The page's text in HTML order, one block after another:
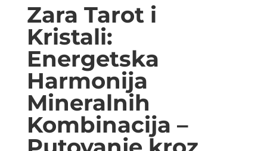
Zara Tarot i
Kristali:
Energetska
Harmonija
Mineralnih
Kombinacija –